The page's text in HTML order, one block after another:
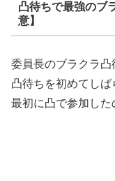
凸待ちで最強のブ
意】
委員長のブラクラ凸
凸待ちを初めてし
最初に凸で参加した